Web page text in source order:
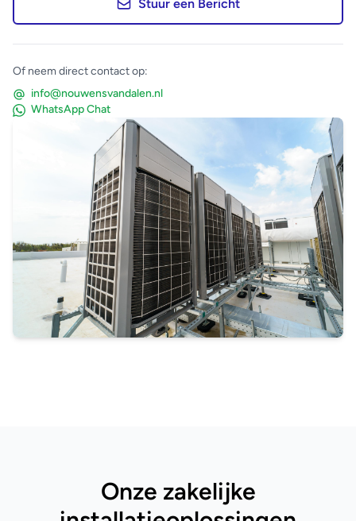
Stuur een Bericht
Of neem direct contact op:
info@nouwensvandalen.nl
WhatsApp Chat
Onze zakelijke